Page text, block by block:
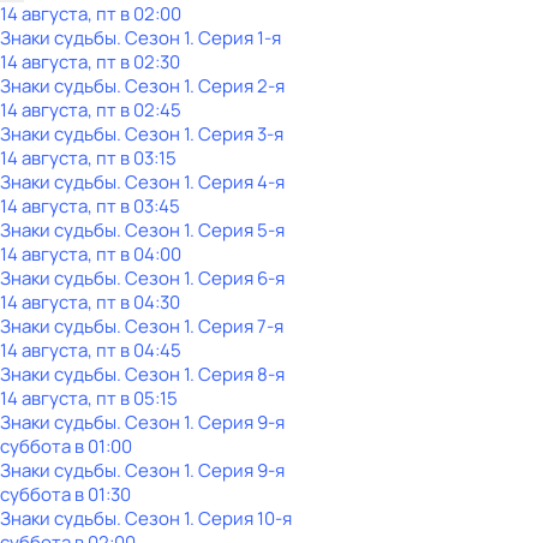
14 августа, пт в 02:00
Знаки судьбы. Сезон 1. Серия 1-я
14 августа, пт в 02:30
Знаки судьбы. Сезон 1. Серия 2-я
14 августа, пт в 02:45
Знаки судьбы. Сезон 1. Серия 3-я
14 августа, пт в 03:15
Знаки судьбы. Сезон 1. Серия 4-я
14 августа, пт в 03:45
Знаки судьбы. Сезон 1. Серия 5-я
14 августа, пт в 04:00
Знаки судьбы. Сезон 1. Серия 6-я
14 августа, пт в 04:30
Знаки судьбы. Сезон 1. Серия 7-я
14 августа, пт в 04:45
Знаки судьбы. Сезон 1. Серия 8-я
14 августа, пт в 05:15
Знаки судьбы. Сезон 1. Серия 9-я
субботав01:00
Знаки судьбы. Сезон 1. Серия 9-я
субботав01:30
Знаки судьбы. Сезон 1. Серия 10-я